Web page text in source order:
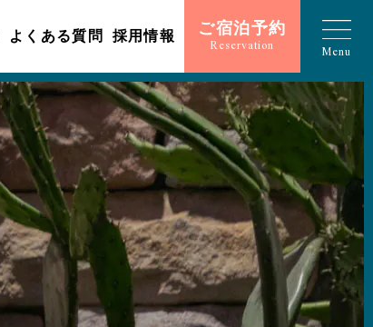
よくある質問 採用情報 ご宿泊予約
Reservation Menu